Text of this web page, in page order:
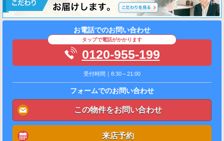
お電話でのお問い合わせ
タップで電話がかかります
0120-955-199
受付時間｜8:30～21:00
フォームでのお問い合わせ
この物件をお問い合わせ
来店予約